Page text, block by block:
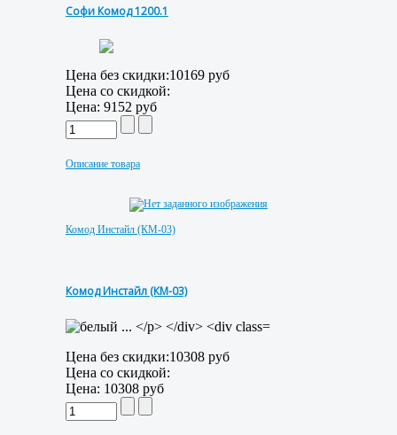
Софи Комод 1200.1
Цена без скидки:10169 руб
Цена со скидкой:
Цена: 9152 руб
Описание товара
Комод Инстайл (КМ-03)
Комод Инстайл (КМ-03)
Цена без скидки:10308 руб
Цена со скидкой:
Цена: 10308 руб